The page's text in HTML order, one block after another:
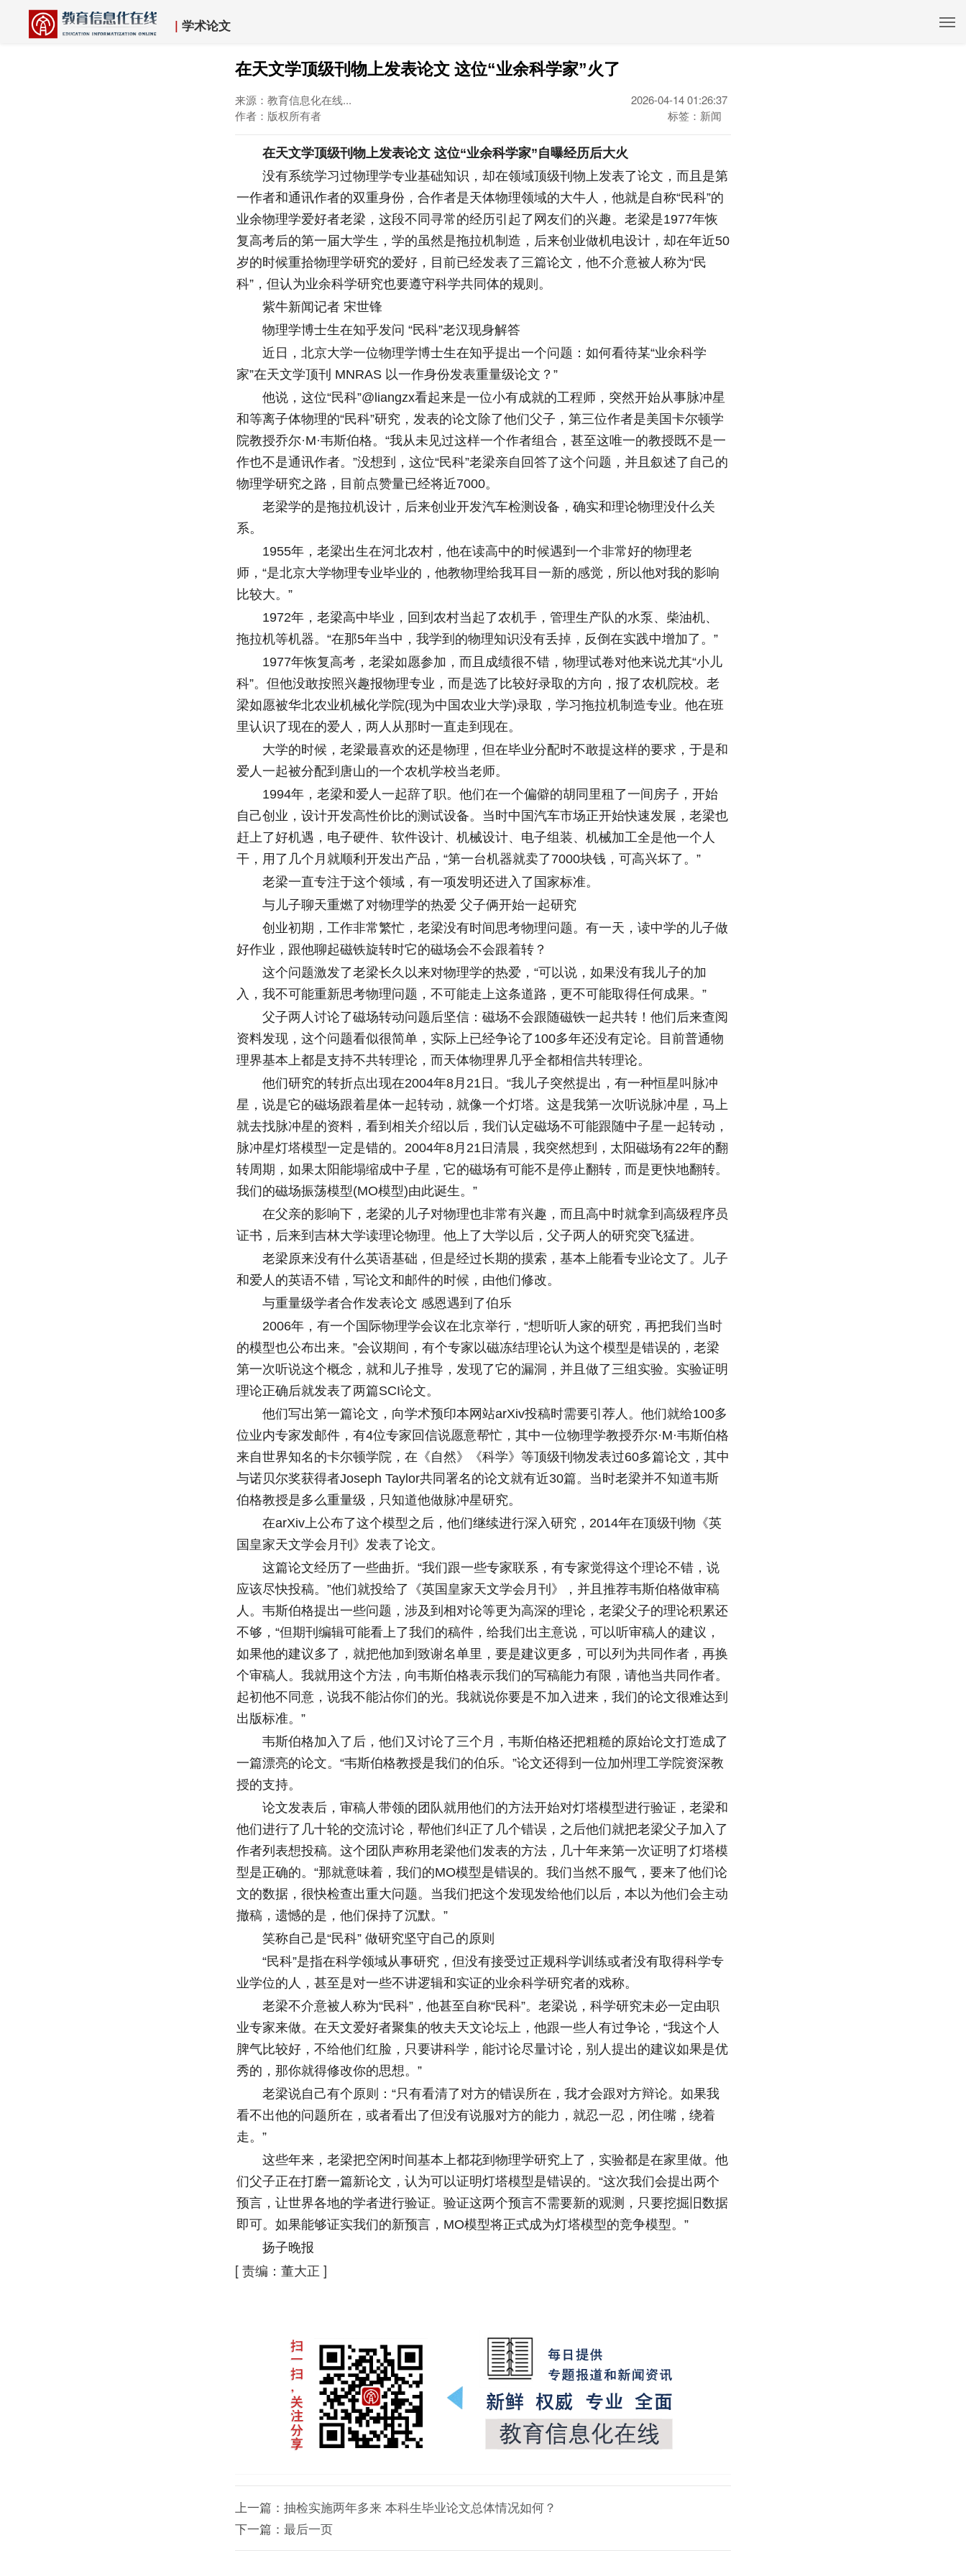
| 学术论文
在天文学顶级刊物上发表论文 这位“业余科学家”火了
来源：教育信息化在线...
2026-04-14 01:26:37
作者：版权所有者
标签：新闻
在天文学顶级刊物上发表论文 这位“业余科学家”自曝经历后大火
没有系统学习过物理学专业基础知识，却在领域顶级刊物上发表了论文，而且是第
一作者和通讯作者的双重身份，合作者是天体物理领域的大牛人，他就是自称“民科”的
业余物理学爱好者老梁，这段不同寻常的经历引起了网友们的兴趣。老梁是1977年恢
复高考后的第一届大学生，学的虽然是拖拉机制造，后来创业做机电设计，却在年近50
岁的时候重拾物理学研究的爱好，目前已经发表了三篇论文，他不介意被人称为“民
科”，但认为业余科学研究也要遵守科学共同体的规则。
紫牛新闻记者 宋世锋
物理学博士生在知乎发问 “民科”老汉现身解答
近日，北京大学一位物理学博士生在知乎提出一个问题：如何看待某“业余科学
家”在天文学顶刊 MNRAS 以一作身份发表重量级论文？”
他说，这位“民科”@liangzx看起来是一位小有成就的工程师，突然开始从事脉冲星
和等离子体物理的“民科”研究，发表的论文除了他们父子，第三位作者是美国卡尔顿学
院教授乔尔·M·韦斯伯格。“我从未见过这样一个作者组合，甚至这唯一的教授既不是一
作也不是通讯作者。”没想到，这位“民科”老梁亲自回答了这个问题，并且叙述了自己的
物理学研究之路，目前点赞量已经将近7000。
老梁学的是拖拉机设计，后来创业开发汽车检测设备，确实和理论物理没什么关
系。
1955年，老梁出生在河北农村，他在读高中的时候遇到一个非常好的物理老
师，“是北京大学物理专业毕业的，他教物理给我耳目一新的感觉，所以他对我的影响
比较大。”
1972年，老梁高中毕业，回到农村当起了农机手，管理生产队的水泵、柴油机、
拖拉机等机器。“在那5年当中，我学到的物理知识没有丢掉，反倒在实践中增加了。”
1977年恢复高考，老梁如愿参加，而且成绩很不错，物理试卷对他来说尤其“小儿
科”。但他没敢按照兴趣报物理专业，而是选了比较好录取的方向，报了农机院校。老
梁如愿被华北农业机械化学院(现为中国农业大学)录取，学习拖拉机制造专业。他在班
里认识了现在的爱人，两人从那时一直走到现在。
大学的时候，老梁最喜欢的还是物理，但在毕业分配时不敢提这样的要求，于是和
爱人一起被分配到唐山的一个农机学校当老师。
1994年，老梁和爱人一起辞了职。他们在一个偏僻的胡同里租了一间房子，开始
自己创业，设计开发高性价比的测试设备。当时中国汽车市场正开始快速发展，老梁也
赶上了好机遇，电子硬件、软件设计、机械设计、电子组装、机械加工全是他一个人
干，用了几个月就顺利开发出产品，“第一台机器就卖了7000块钱，可高兴坏了。”
老梁一直专注于这个领域，有一项发明还进入了国家标准。
与儿子聊天重燃了对物理学的热爱 父子俩开始一起研究
创业初期，工作非常繁忙，老梁没有时间思考物理问题。有一天，读中学的儿子做
好作业，跟他聊起磁铁旋转时它的磁场会不会跟着转？
这个问题激发了老梁长久以来对物理学的热爱，“可以说，如果没有我儿子的加
入，我不可能重新思考物理问题，不可能走上这条道路，更不可能取得任何成果。”
父子两人讨论了磁场转动问题后坚信：磁场不会跟随磁铁一起共转！他们后来查阅
资料发现，这个问题看似很简单，实际上已经争论了100多年还没有定论。目前普通物
理界基本上都是支持不共转理论，而天体物理界几乎全都相信共转理论。
他们研究的转折点出现在2004年8月21日。“我儿子突然提出，有一种恒星叫脉冲
星，说是它的磁场跟着星体一起转动，就像一个灯塔。这是我第一次听说脉冲星，马上
就去找脉冲星的资料，看到相关介绍以后，我们认定磁场不可能跟随中子星一起转动，
脉冲星灯塔模型一定是错的。2004年8月21日清晨，我突然想到，太阳磁场有22年的翻
转周期，如果太阳能塌缩成中子星，它的磁场有可能不是停止翻转，而是更快地翻转。
我们的磁场振荡模型(MO模型)由此诞生。”
在父亲的影响下，老梁的儿子对物理也非常有兴趣，而且高中时就拿到高级程序员
证书，后来到吉林大学读理论物理。他上了大学以后，父子两人的研究突飞猛进。
老梁原来没有什么英语基础，但是经过长期的摸索，基本上能看专业论文了。儿子
和爱人的英语不错，写论文和邮件的时候，由他们修改。
与重量级学者合作发表论文 感恩遇到了伯乐
2006年，有一个国际物理学会议在北京举行，“想听听人家的研究，再把我们当时
的模型也公布出来。”会议期间，有个专家以磁冻结理论认为这个模型是错误的，老梁
第一次听说这个概念，就和儿子推导，发现了它的漏洞，并且做了三组实验。实验证明
理论正确后就发表了两篇SCI论文。
他们写出第一篇论文，向学术预印本网站arXiv投稿时需要引荐人。他们就给100多
位业内专家发邮件，有4位专家回信说愿意帮忙，其中一位物理学教授乔尔·M·韦斯伯格
来自世界知名的卡尔顿学院，在《自然》《科学》等顶级刊物发表过60多篇论文，其中
与诺贝尔奖获得者Joseph Taylor共同署名的论文就有近30篇。当时老梁并不知道韦斯
伯格教授是多么重量级，只知道他做脉冲星研究。
在arXiv上公布了这个模型之后，他们继续进行深入研究，2014年在顶级刊物《英
国皇家天文学会月刊》发表了论文。
这篇论文经历了一些曲折。“我们跟一些专家联系，有专家觉得这个理论不错，说
应该尽快投稿。”他们就投给了《英国皇家天文学会月刊》，并且推荐韦斯伯格做审稿
人。韦斯伯格提出一些问题，涉及到相对论等更为高深的理论，老梁父子的理论积累还
不够，“但期刊编辑可能看上了我们的稿件，给我们出主意说，可以听审稿人的建议，
如果他的建议多了，就把他加到致谢名单里，要是建议更多，可以列为共同作者，再换
个审稿人。我就用这个方法，向韦斯伯格表示我们的写稿能力有限，请他当共同作者。
起初他不同意，说我不能沾你们的光。我就说你要是不加入进来，我们的论文很难达到
出版标准。”
韦斯伯格加入了后，他们又讨论了三个月，韦斯伯格还把粗糙的原始论文打造成了
一篇漂亮的论文。“韦斯伯格教授是我们的伯乐。”论文还得到一位加州理工学院资深教
授的支持。
论文发表后，审稿人带领的团队就用他们的方法开始对灯塔模型进行验证，老梁和
他们进行了几十轮的交流讨论，帮他们纠正了几个错误，之后他们就把老梁父子加入了
作者列表想投稿。这个团队声称用老梁他们发表的方法，几十年来第一次证明了灯塔模
型是正确的。“那就意味着，我们的MO模型是错误的。我们当然不服气，要来了他们论
文的数据，很快检查出重大问题。当我们把这个发现发给他们以后，本以为他们会主动
撤稿，遗憾的是，他们保持了沉默。”
笑称自己是“民科” 做研究坚守自己的原则
“民科”是指在科学领域从事研究，但没有接受过正规科学训练或者没有取得科学专
业学位的人，甚至是对一些不讲逻辑和实证的业余科学研究者的戏称。
老梁不介意被人称为“民科”，他甚至自称“民科”。老梁说，科学研究未必一定由职
业专家来做。在天文爱好者聚集的牧夫天文论坛上，他跟一些人有过争论，“我这个人
脾气比较好，不给他们红脸，只要讲科学，能讨论尽量讨论，别人提出的建议如果是优
秀的，那你就得修改你的思想。”
老梁说自己有个原则：“只有看清了对方的错误所在，我才会跟对方辩论。如果我
看不出他的问题所在，或者看出了但没有说服对方的能力，就忍一忍，闭住嘴，绕着
走。”
这些年来，老梁把空闲时间基本上都花到物理学研究上了，实验都是在家里做。他
们父子正在打磨一篇新论文，认为可以证明灯塔模型是错误的。“这次我们会提出两个
预言，让世界各地的学者进行验证。验证这两个预言不需要新的观测，只要挖掘旧数据
即可。如果能够证实我们的新预言，MO模型将正式成为灯塔模型的竞争模型。”
扬子晚报
[责编：董大正 ]
上一篇： 抽检实施两年多来 本科生毕业论文总体情况如何？
下一篇： 最后一页